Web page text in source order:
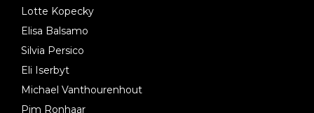
Lotte Kopecky
Elisa Balsamo
Silvia Persico
Eli Iserbyt
Michael Vanthourenhout
Pim Ronhaar